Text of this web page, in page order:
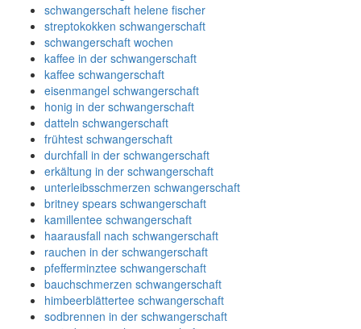
schwangerschaft helene fischer
streptokokken schwangerschaft
schwangerschaft wochen
kaffee in der schwangerschaft
kaffee schwangerschaft
eisenmangel schwangerschaft
honig in der schwangerschaft
datteln schwangerschaft
frühtest schwangerschaft
durchfall in der schwangerschaft
erkältung in der schwangerschaft
unterleibsschmerzen schwangerschaft
britney spears schwangerschaft
kamillentee schwangerschaft
haarausfall nach schwangerschaft
rauchen in der schwangerschaft
pfefferminztee schwangerschaft
bauchschmerzen schwangerschaft
himbeerblättertee schwangerschaft
sodbrennen in der schwangerschaft